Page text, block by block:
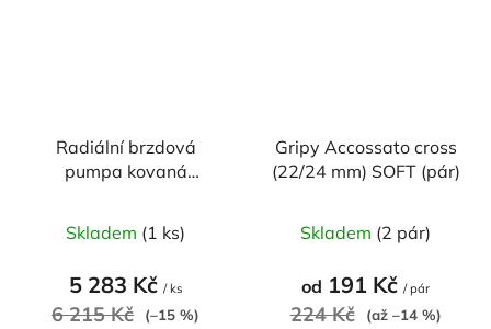
Radiální brzdová
pumpa kovaná
hodnocení
produktu
je
Skladem (1 ks)
5 283 Kč / ks
6 215 Kč (–15 %)
Gripy Accossato cross
(22/24 mm) SOFT (pár)
hodnocení
produktu
Skladem (2 pár)
od 191 Kč / pár
224 Kč (až –14 %)